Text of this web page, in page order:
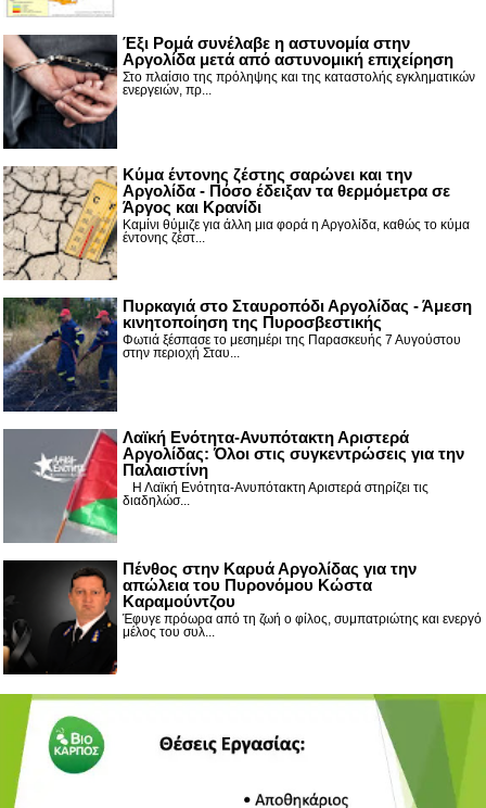
Έξι Ρομά συνέλαβε η αστυνομία στην
Αργολίδα μετά από αστυνομική επιχείρηση
Στο πλαίσιο της πρόληψης και της καταστολής εγκληματικών
ενεργειών, πρ...
Κύμα έντονης ζέστης σαρώνει και την
Αργολίδα - Πόσο έδειξαν τα θερμόμετρα σε
Άργος και Κρανίδι
Καμίνι θύμιζε για άλλη μια φορά η Αργολίδα, καθώς το κύμα
έντονης ζέστ...
Πυρκαγιά στο Σταυροπόδι Αργολίδας - Άμεση
κινητοποίηση της Πυροσβεστικής
Φωτιά ξέσπασε το μεσημέρι της Παρασκευής 7 Αυγούστου
στην περιοχή Σταυ...
Λαϊκή Ενότητα-Ανυπότακτη Αριστερά
Αργολίδας: Όλοι στις συγκεντρώσεις για την
Παλαιστίνη
Η Λαϊκή Ενότητα-Ανυπότακτη Αριστερά στηρίζει τις
διαδηλώσ...
Πένθος στην Καρυά Αργολίδας για την
απώλεια του Πυρονόμου Κώστα
Καραμούντζου
Έφυγε πρόωρα από τη ζωή ο φίλος, συμπατριώτης και ενεργό
μέλος του συλ...